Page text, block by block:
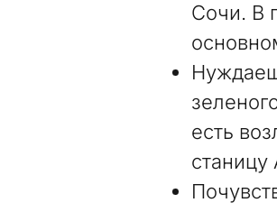
Сочи. В
есть
станицу